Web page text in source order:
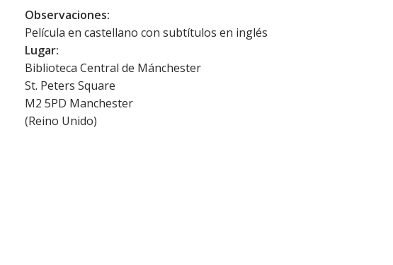
Observaciones:
Película en castellano con subtítulos en inglés
Lugar:
Biblioteca Central de Mánchester
St. Peters Square
M2 5PD Manchester
(Reino Unido)